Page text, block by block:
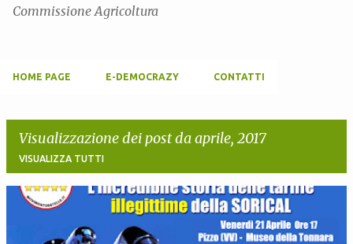
Commissione Agricoltura
HOME PAGE E-DEMOCRAZY CONTATTI
Visualizzazione dei post da aprile, 2017
VISUALIZZA TUTTI